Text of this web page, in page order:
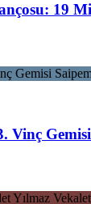
19
Vinç